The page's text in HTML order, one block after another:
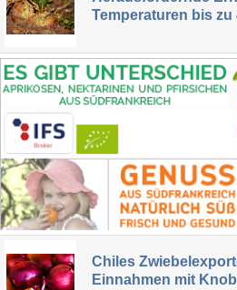
Temperaturen bis zu
Chiles
Einnahmen mit